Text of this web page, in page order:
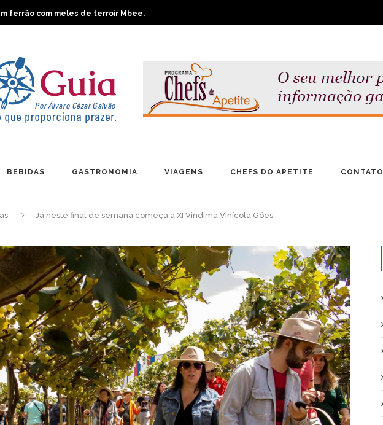
ferrão com meles de terroir Mbee.
Villa Sandi agora na Grand Cru.
BEBIDAS GASTRONOMIA VIAGENS CHEFS DO APETITE CONTATO
Já neste final de semana começa a XI Vindima Vinícola Góes